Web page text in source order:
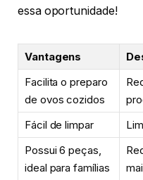
essa oportunidade!
Vantagens
Facilita o preparo
de ovos cozidos
Fácil de limpar
Possui 6 peças,
ideal para famílias